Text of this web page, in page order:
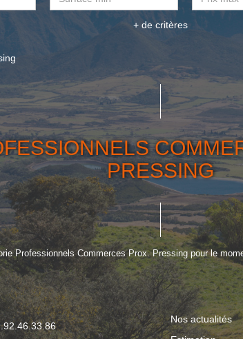
+ de critères
PRESSING
Professionnels Commerces Prox. Pressing pour le
Nos actualités